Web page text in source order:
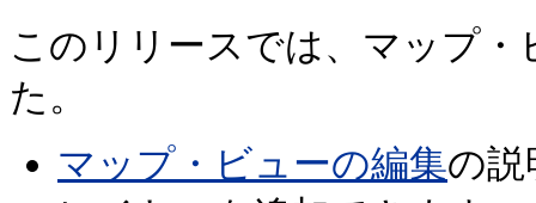
このリリースでは、マップ
た。
マップ・ビューの編集の説